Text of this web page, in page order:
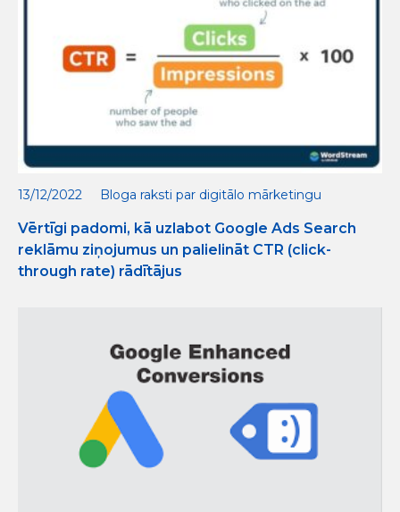
13/12/2022 Bloga raksti par digitālo mārketingu
Vērtīgi padomi, kā uzlabot Google Ads Search
reklāmu ziņojumus un palielināt CTR (click-
through rate) rādītājus